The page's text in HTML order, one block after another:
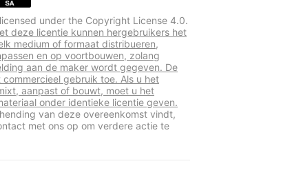
under the Copyright License 4.0.
deze licentie kunnen hergebruikers het
medium of formaat distribueren,
en op voortbouwen, zolang
aan de maker wordt gegeven. De
commercieel gebruik toe. Als u het
aanpast of bouwt, moet u het
onder identieke licentie geven.
van deze overeenkomst vindt,
met ons op om verdere actie te